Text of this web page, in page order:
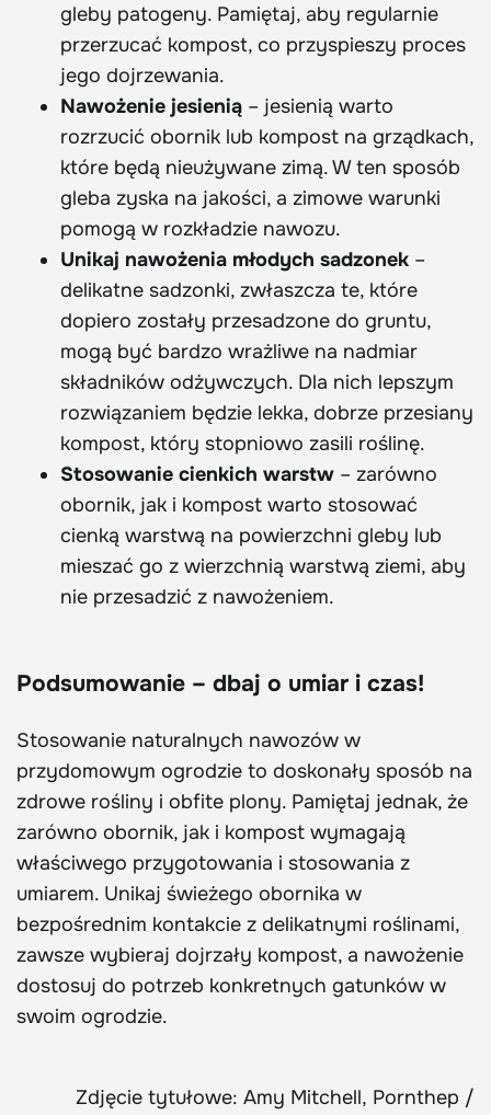
gleby patogeny. Pamiętaj, aby regularnie
przerzucać kompost, co przyspieszy proces
jego dojrzewania.
Nawożenie jesienią – jesienią warto
rozrzucić obornik lub kompost na grządkach,
które będą nieużywane zimą. W ten sposób
gleba zyska na jakości, a zimowe warunki
pomogą w rozkładzie nawozu.
Unikaj nawożenia młodych sadzonek –
delikatne sadzonki, zwłaszcza te, które
dopiero zostały przesadzone do gruntu,
mogą być bardzo wrażliwe na nadmiar
składników odżywczych. Dla nich lepszym
rozwiązaniem będzie lekka, dobrze przesiany
kompost, który stopniowo zasili roślinę.
Stosowanie cienkich warstw – zarówno
obornik, jak i kompost warto stosować
cienką warstwą na powierzchni gleby lub
mieszać go z wierzchnią warstwą ziemi, aby
nie przesadzić z nawożeniem.
Podsumowanie – dbaj o umiar i czas!
Stosowanie naturalnych nawozów w
przydomowym ogrodzie to doskonały sposób na
zdrowe rośliny i obfite plony. Pamiętaj jednak, że
zarówno obornik, jak i kompost wymagają
właściwego przygotowania i stosowania z
umiarem. Unikaj świeżego obornika w
bezpośrednim kontakcie z delikatnymi roślinami,
zawsze wybieraj dojrzały kompost, a nawożenie
dostosuj do potrzeb konkretnych gatunków w
swoim ogrodzie.
Zdjęcie tytułowe: Amy Mitchell, Pornthep /